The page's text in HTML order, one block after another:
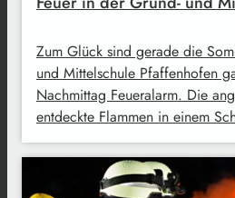
Zum Glück sind gerade die
und Mittelschule Pfaffenhofen
Nachmittag Feueralarm. Die
entdeckte Flammen in einem